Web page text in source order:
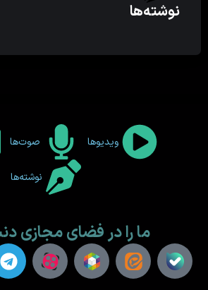
نوشته‌ها
ویدیوها صوت‌ها
نوشته‌ها
ما را در فضای مجازی